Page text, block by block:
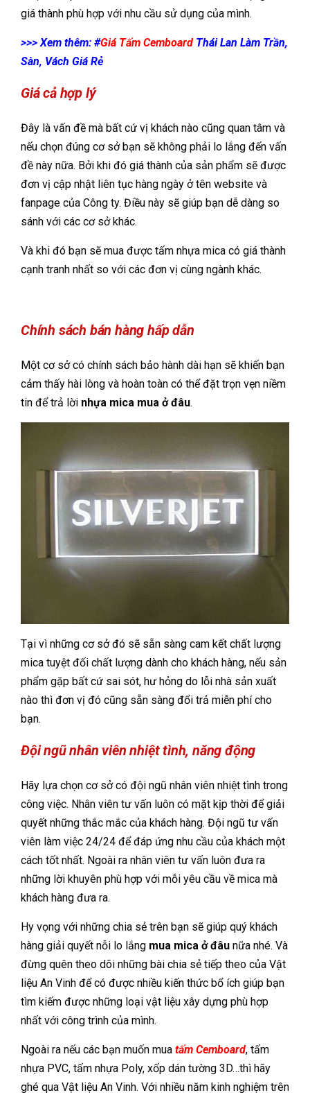
giá thành phù hợp với nhu cầu sử dụng của mình.
>>> Xem thêm: #Giá Tấm Cemboard Thái Lan Làm Trần,
Sàn, Vách Giá Rẻ
Giá cả hợp lý
Đây là vấn đề mà bất cứ vị khách nào cũng quan tâm và
nếu chọn đúng cơ sở bạn sẽ không phải lo lắng đến vấn
đề này nữa. Bởi khi đó giá thành của sản phẩm sẽ được
đơn vị cập nhật liên tục hàng ngày ở tên website và
fanpage của Công ty. Điều này sẽ giúp bạn dễ dàng so
sánh với các cơ sở khác.
Và khi đó bạn sẽ mua được tấm nhựa mica có giá thành
cạnh tranh nhất so với các đơn vị cùng ngành khác.
Chính sách bán hàng hấp dẫn
Một cơ sở có chính sách bảo hành dài hạn sẽ khiến bạn
cảm thấy hài lòng và hoàn toàn có thể đặt trọn vẹn niềm
tin để trả lời nhựa mica mua ở đâu.
Tại vì những cơ sở đó sẽ sẵn sàng cam kết chất lượng
mica tuyệt đối chất lượng dành cho khách hàng, nếu sản
phẩm gặp bất cứ sai sót, hư hỏng do lỗi nhà sản xuất
nào thì đơn vị đó cũng sẵn sàng đổi trả miễn phí cho
bạn.
Đội ngũ nhân viên nhiệt tình, năng động
Hãy lựa chọn cơ sở có đội ngũ nhân viên nhiệt tình trong
công việc. Nhân viên tư vấn luôn có mặt kịp thời để giải
quyết những thắc mắc của khách hàng. Đội ngũ tư vấn
viên làm việc 24/24 để đáp ứng nhu cầu của khách một
cách tốt nhất. Ngoài ra nhân viên tư vấn luôn đưa ra
những lời khuyên phù hợp với mỗi yêu cầu về mica mà
khách hàng đưa ra.
Hy vọng với những chia sẻ trên bạn sẽ giúp quý khách
hàng giải quyết nỗi lo lắng mua mica ở đâu nữa nhé. Và
đừng quên theo dõi những bài chia sẻ tiếp theo của Vật
liệu An Vinh để có được nhiều kiến thức bổ ích giúp bạn
tìm kiếm được những loại vật liệu xây dựng phù hợp
nhất với công trình của mình.
Ngoài ra nếu các bạn muốn mua tấm Cemboard, tấm
nhựa PVC, tấm nhựa Poly, xốp dán tường 3D…thì hãy
ghé qua Vật liệu An Vinh. Với nhiều năm kinh nghiệm trên